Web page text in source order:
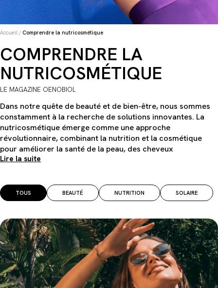
Accueil / Comprendre la nutricosmétique
COMPRENDRE LA
NUTRICOSMÉTIQUE
LE MAGAZINE OENOBIOL
Dans notre quête de beauté et de bien-être, nous sommes
constamment à la recherche de solutions innovantes. La
nutricosmétique émerge comme une approche
révolutionnaire, combinant la nutrition et la cosmétique
pour améliorer la santé de la peau, des cheveux
Lire la suite
TOUS BEAUTÉ NUTRITION SOLAIRE